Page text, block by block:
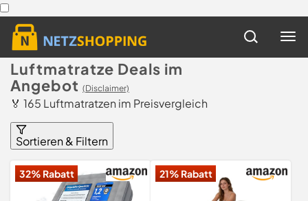
Luftmatratze Deals im
Angebot (Disclaimer)
🏅 165 Luftmatratzen im Preisvergleich
Sortieren & Filtern
32% Rabatt 21% Rabatt